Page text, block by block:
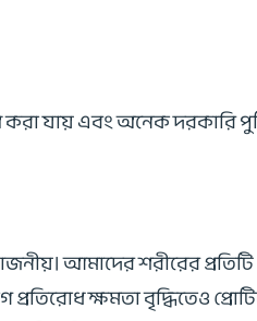
করা যায় এবং অনেক দরকারি
আমাদের শরীরের
ক্ষমতা বৃদ্ধিতেও